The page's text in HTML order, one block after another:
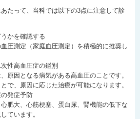
たって、当科では以下の3点に注意して診
かを確認する
圧測定（家庭血圧測定）を積極的に推奨し
性高血圧症の鑑別
原因となる病気がある高血圧のことです。
で、原因に応じた治療が可能になります。
発症予防
肥大、心筋梗塞、蛋白尿、腎機能の低下な
ています。